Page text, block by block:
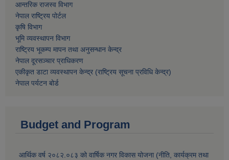
आन्तरिक राजस्व विभाग
नेपाल राष्ट्रिय पोर्टल
कृषि विभाग
भूमि व्यवस्थापन विभाग
राष्ट्रिय भूकम्प मापन तथा अनुसन्धान केन्द्र
नेपाल दूरसञ्चार प्राधिकरण
एकीकृत डाटा व्यवस्थापन केन्द्र (राष्ट्रिय सूचना प्रविधि केन्द्र)
नेपाल पर्यटन बोर्ड
Budget and Program
आर्थिक वर्ष २०८२.०८३ को वार्षिक नगर विकास योजना (नीति, कार्यक्रम तथा